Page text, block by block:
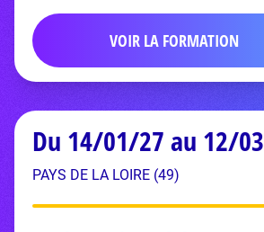
VOIR LA FORMATION
Du 14/01/27 au 12/
PAYS DE LA LOIRE (49)